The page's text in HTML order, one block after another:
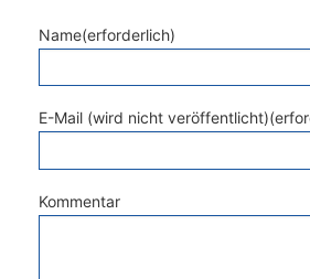
Name(erforderlich)
E-Mail (wird nicht
Kommentar